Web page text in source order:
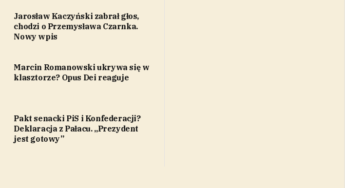
Jarosław Kaczyński zabrał głos,
chodzi o Przemysława Czarnka.
Nowy wpis
Marcin Romanowski ukrywa się w
klasztorze? Opus Dei reaguje
Pakt senacki PiS i Konfederacji?
Deklaracja z Pałacu. „Prezydent
jest gotowy”